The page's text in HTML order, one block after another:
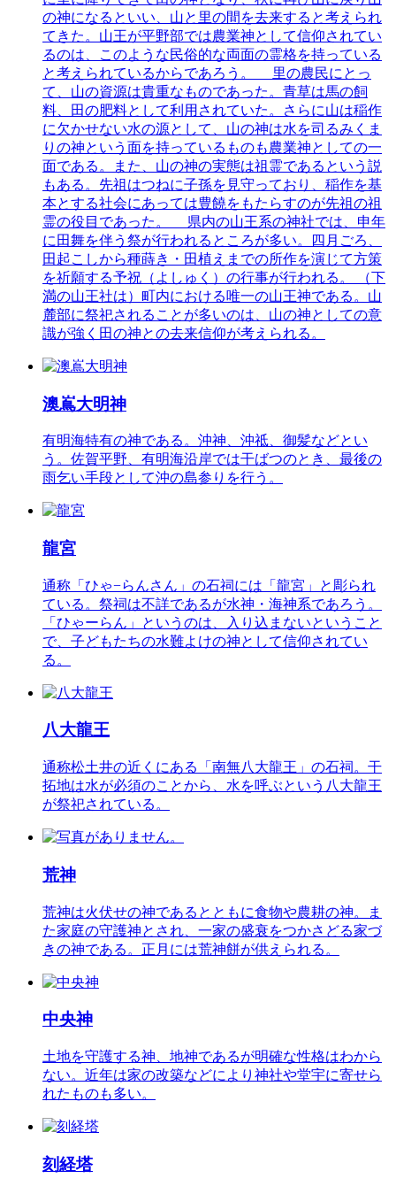
の神になるといい、山と里の間を去来すると考えられ
てきた。山王が平野部では農業神として信仰されてい
るのは、このような民俗的な両面の霊格を持っている
と考えられているからであろう。 里の農民にとっ
て、山の資源は貴重なものであった。青草は馬の飼
料、田の肥料として利用されていた。さらに山は稲作
に欠かせない水の源として、山の神は水を司るみくま
りの神という面を持っているものも農業神としての一
面である。また、山の神の実態は祖霊であるという説
もある。先祖はつねに子孫を見守っており、稲作を基
本とする社会にあっては豊饒をもたらすのが先祖の祖
霊の役目であった。 県内の山王系の神社では、申年
に田舞を伴う祭が行われるところが多い。四月ごろ、
田起こしから種蒔き・田植えまでの所作を演じて方策
を祈願する予祝（よしゅく）の行事が行われる。 （下
満の山王社は）町内における唯一の山王神である。山
麓部に祭祀されることが多いのは、山の神としての意
識が強く田の神との去来信仰が考えられる。
澳嶌大明神
有明海特有の神である。沖神、沖祗、御髪などとい
う。佐賀平野、有明海沿岸では干ばつのとき、最後の
雨乞い手段として沖の島参りを行う。
龍宮
通称「ひゃ−らんさん」の石祠には「龍宮」と彫られ
ている。祭祠は不詳であるが水神・海神系であろう。
「ひゃーらん」というのは、入り込まないということ
で、子どもたちの水難よけの神として信仰されてい
る。
八大龍王
通称松土井の近くにある「南無八大龍王」の石祠。干
拓地は水が必須のことから、水を呼ぶという八大龍王
が祭祀されている。
荒神
荒神は火伏せの神であるとともに食物や農耕の神。ま
た家庭の守護神とされ、一家の盛衰をつかさどる家づ
きの神である。正月には荒神餅が供えられる。
中央神
土地を守護する神、地神であるが明確な性格はわから
ない。近年は家の改築などにより神社や堂宇に寄せら
れたものも多い。
刻経塔